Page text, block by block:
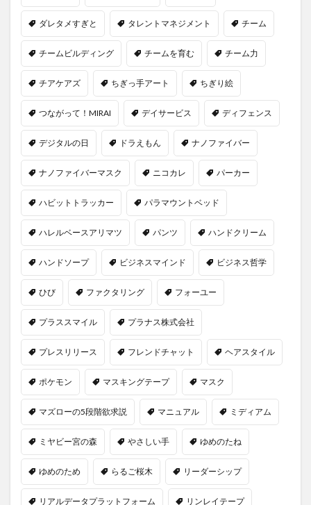
ダレタメすぎと タレントマネジメント チーム
チームビルディング チームを育む チーム力
チアケアズ ちぎっ手アート ちぎり絵
つながって！MIRAI デイサービス ディフェンス
デジタルの日 ドラえもん ナノファイバー
ナノファイバーマスク ニコカレ パーカー
ハビットトラッカー パラマウントベッド
ハレルベースアリマツ パンツ ハンドクリーム
ハンドソープ ビジネスマインド ビジネス哲学
ひび ファクタリング フォーユー
プラススマイル プラナス株式会社
プレスリリース フレンドチャット ヘアスタイル
ポケモン マスキングテープ マスク
マズローの5段階欲求説 マニュアル ミディアム
ミヤビー宮の森 やさしい手 ゆめのたね
ゆめのため らるご桜木 リーダーシップ
リアルデータプラットフォーム リンレイテープ